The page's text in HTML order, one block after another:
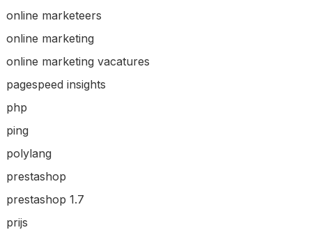
online marketeers
online marketing
online marketing vacatures
pagespeed insights
php
ping
polylang
prestashop
prestashop 1.7
prijs